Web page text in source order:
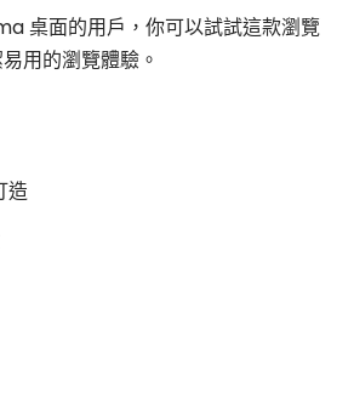
桌面的用戶，你可以試試這款瀏覽
用的瀏覽體驗。
造